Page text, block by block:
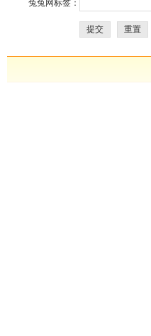
兔兔网标签：
提交 重置